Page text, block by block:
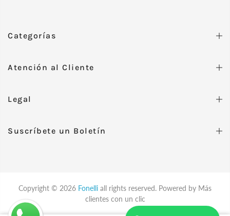
Categorías
Atención al Cliente
Legal
Suscríbete un Boletín
Copyright © 2026 Fonelli all rights reserved. Powered by Más
clientes con un clic